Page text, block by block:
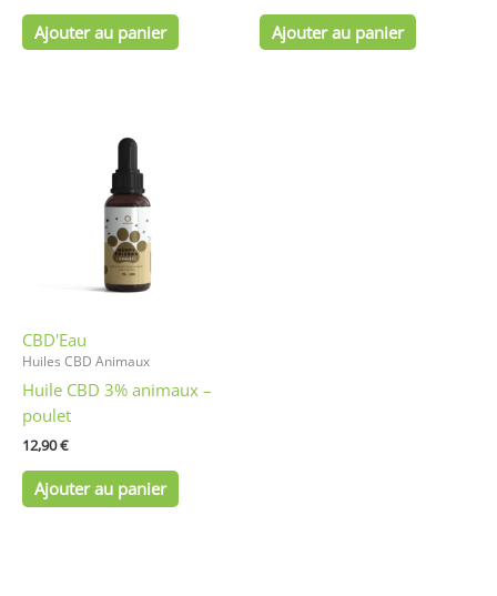
Ajouter au panier Ajouter au panier
CBD'Eau
Huiles CBD Animaux
Huile CBD 3% animaux –
poulet
12,90€
Ajouter au panier